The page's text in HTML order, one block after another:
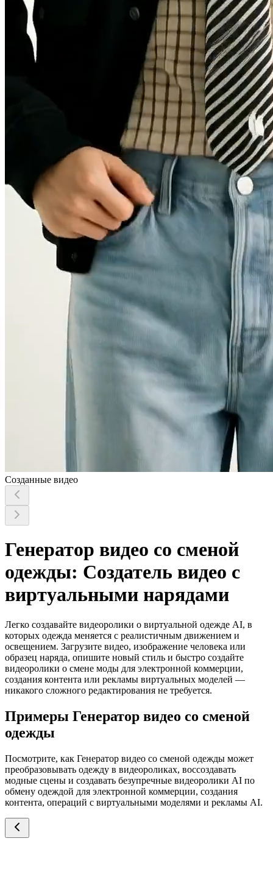
Созданные видео
Генератор видео со сменой
одежды: Создатель видео с
виртуальными нарядами
Легко создавайте видеоролики о виртуальной одежде AI, в
которых одежда меняется с реалистичным движением и
освещением. Загрузите видео, изображение человека или
образец наряда, опишите новый стиль и быстро создайте
видеоролики о смене моды для электронной коммерции,
создания контента или рекламы виртуальных моделей —
никакого сложного редактирования не требуется.
Примеры Генератор видео со сменой
одежды
Посмотрите, как Генератор видео со сменой одежды может
преобразовывать одежду в видеороликах, воссоздавать
модные сцены и создавать безупречные видеоролики AI по
обмену одеждой для электронной коммерции, создания
контента, операций с виртуальными моделями и рекламы AI.